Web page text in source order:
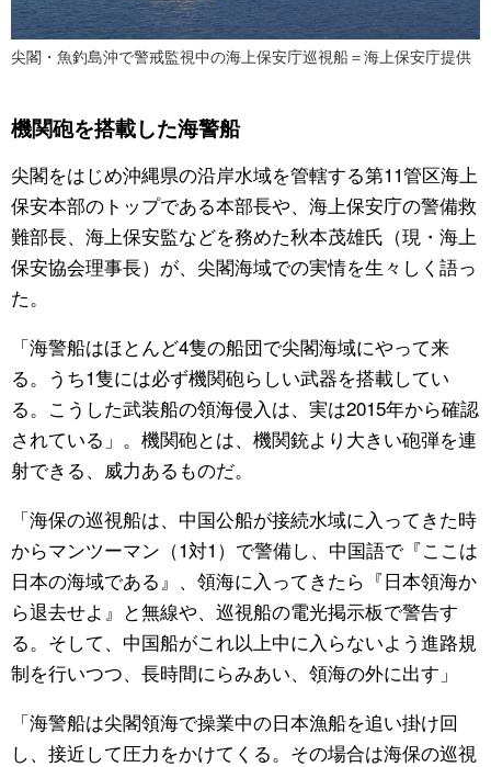
尖閣・魚釣島沖で警戒監視中の海上保安庁巡視船＝海上保安庁提供
機関砲を搭載した海警船
尖閣をはじめ沖縄県の沿岸水域を管轄する第11管区海上
保安本部のトップである本部長や、海上保安庁の警備救
難部長、海上保安監などを務めた秋本茂雄氏（現・海上
保安協会理事長）が、尖閣海域での実情を生々しく語っ
た。
「海警船はほとんど4隻の船団で尖閣海域にやって来
る。うち1隻には必ず機関砲らしい武器を搭載してい
る。こうした武装船の領海侵入は、実は2015年から確認
されている」。機関砲とは、機関銃より大きい砲弾を連
射できる、威力あるものだ。
「海保の巡視船は、中国公船が接続水域に入ってきた時
からマンツーマン（1対1）で警備し、中国語で『ここは
日本の海域である』、領海に入ってきたら『日本領海か
ら退去せよ』と無線や、巡視船の電光掲示板で警告す
る。そして、中国船がこれ以上中に入らないよう進路規
制を行いつつ、長時間にらみあい、領海の外に出す」
「海警船は尖閣領海で操業中の日本漁船を追い掛け回
し、接近して圧力をかけてくる。その場合は海保の巡視